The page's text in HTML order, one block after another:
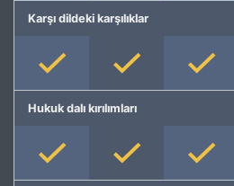
Karşı dildeki karşılıklar
Hukuk dalı kırılımları